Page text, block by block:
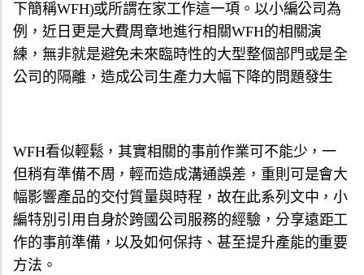
下簡稱WFH)或所謂在家工作這一項。以小編公司為
例， 近日更是大費周章地進行相關WFH的相關演
練， 無非就是避免未來臨時性的大型整個部門或是全
公司的隔離， 造成公司生產力大幅下降的問題發生
WFH看似輕鬆，其實相關的事前作業可不能少，一
但稍有準備不周，輕而造成溝通誤差， 重則可是會大
幅影響產品的交付質量與時程，故在此系列文中，小
編特別引用自身於跨國公司服務的經驗， 分享遠距工
作的事前準備，以及如何保持、 甚至提升產能的重要
方法。